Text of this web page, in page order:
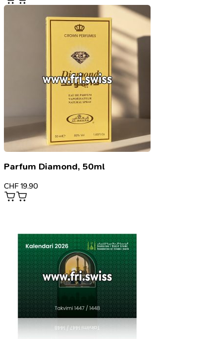
Parfum Diamond, 50ml
CHF 19.90